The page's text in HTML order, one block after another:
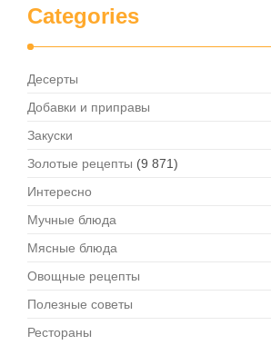
Categories
Десерты
Добавки и приправы
Закуски
Золотые рецепты (9 871)
Интересно
Мучные блюда
Мясные блюда
Овощные рецепты
Полезные советы
Рестораны